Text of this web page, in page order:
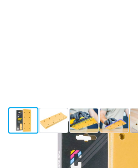
View larger imageView larger image
View largerView